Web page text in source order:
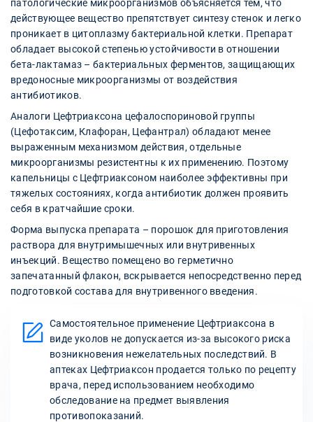
патологические микроорганизмов объясняется тем, что
действующее вещество препятствует синтезу стенок и легко
проникает в цитоплазму бактериальной клетки. Препарат
обладает высокой степенью устойчивости в отношении
бета-лактамаз – бактериальных ферментов, защищающих
вредоносные микроорганизмы от воздействия
антибиотиков.
Аналоги Цефтриаксона цефалоспориновой группы
(Цефотаксим, Клафоран, Цефантрал) обладают менее
выраженным механизмом действия, отдельные
микроорганизмы резистентны к их применению. Поэтому
капельницы с Цефтриаксоном наиболее эффективны при
тяжелых состояниях, когда антибиотик должен проявить
себя в кратчайшие сроки.
Форма выпуска препарата – порошок для приготовления
раствора для внутримышечных или внутривенных
инъекций. Вещество помещено во герметично
запечатанный флакон, вскрывается непосредственно перед
подготовкой состава для внутривенного введения.
Самостоятельное применение Цефтриаксона в
виде уколов не допускается из-за высокого риска
возникновения нежелательных последствий. В
аптеках Цефтриаксон продается только по рецепту
врача, перед использованием необходимо
обследование на предмет выявления
противопоказаний.